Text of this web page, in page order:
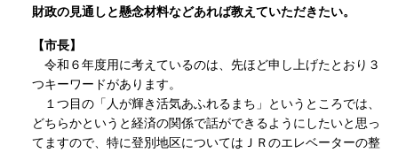
財政の見通しと懸念材料などあれば教えていただきたい。
【市長】
令和６年度用に考えているのは、先ほど申し上げたとおり３
つキーワードがあります。
１つ目の「人が輝き活気あふれるまち」というところでは、
どちらかというと経済の関係で話ができるようにしたいと思っ
てますので、特に登別地区についてはＪＲのエレベーターの整